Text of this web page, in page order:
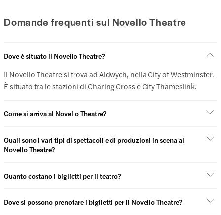
Domande frequenti sul Novello Theatre
Dove è situato il Novello Theatre?
Il Novello Theatre si trova ad Aldwych, nella City of Westminster.
È situato tra le stazioni di Charing Cross e City Thameslink.
Come si arriva al Novello Theatre?
Quali sono i vari tipi di spettacoli e di produzioni in scena al
Novello Theatre?
Quanto costano i biglietti per il teatro?
Dove si possono prenotare i biglietti per il Novello Theatre?